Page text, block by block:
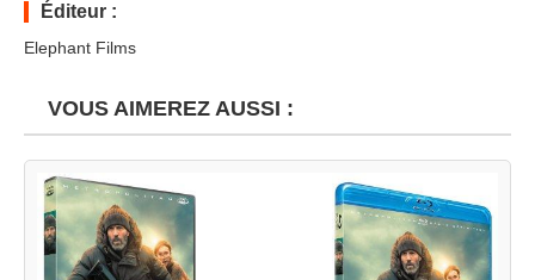
Éditeur :
Elephant Films
VOUS AIMEREZ AUSSI :